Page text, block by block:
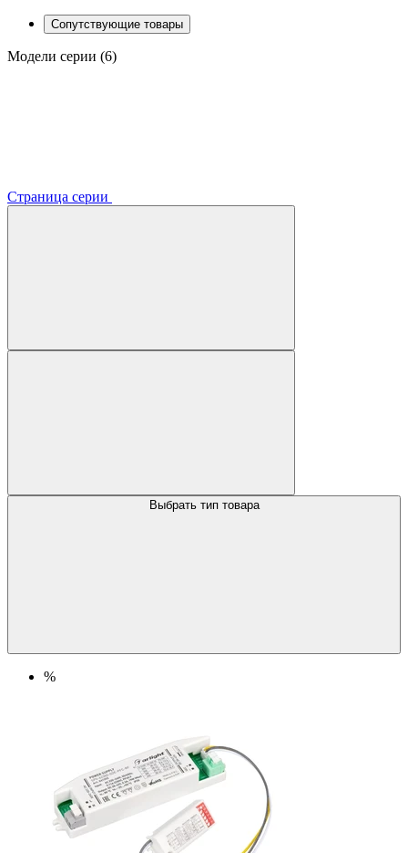
Сопутствующие товары
Модели серии (6)
Страница серии
Выбрать тип товара
%